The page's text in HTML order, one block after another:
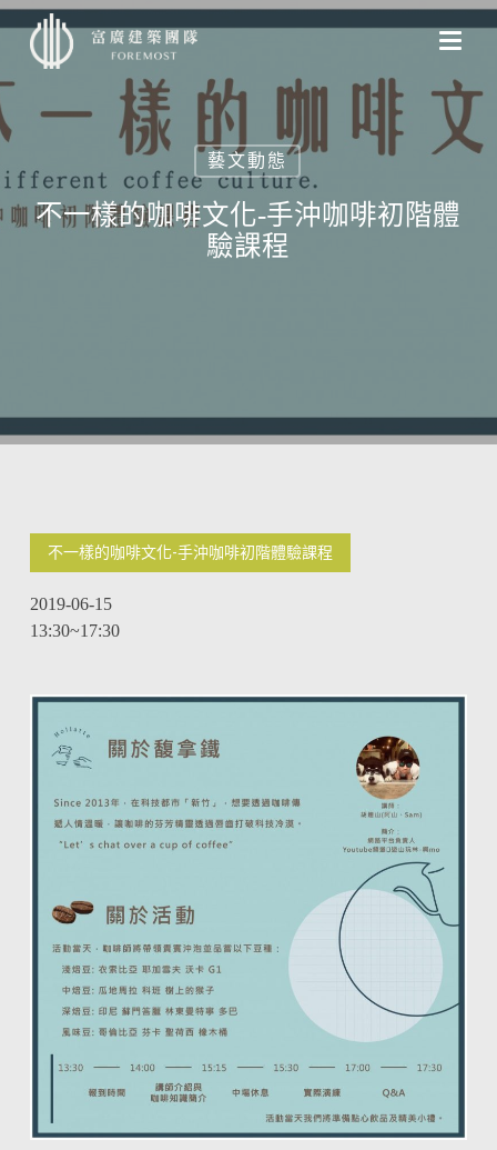
Skip
content
藝文動態
不一樣的咖啡文化-手沖咖啡初階體
驗課程
不一樣的咖啡文化-手沖咖啡初階體驗課程
2019-06-15
13:30~17:30